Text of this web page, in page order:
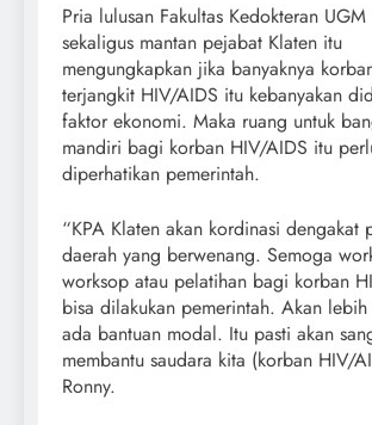
Pria lulusan Fakultas Kedokteran
sekaligus mantan pejabat Klaten itu
mengungkapkan jika banyaknya
terjangkit HIV/AIDS itu kebanyakan
faktor ekonomi. Maka ruang untuk
mandiri bagi korban HIV/AIDS itu
diperhatikan pemerintah.
“KPA Klaten akan kordinasi dengakat
daerah yang berwenang. Semoga
worksop atau pelatihan bagi korban
bisa dilakukan pemerintah. Akan
ada bantuan modal. Itu pasti akan
membantu saudara kita (korban HIV/
Ronny.